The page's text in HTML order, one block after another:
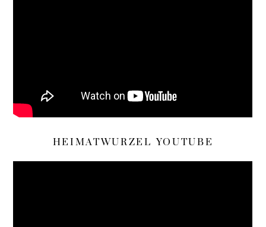
HEIMATWURZEL YOUTUBE